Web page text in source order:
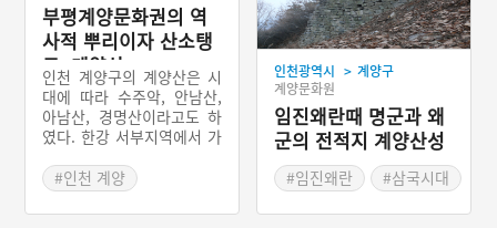
부평계양문화권의 역
사적 뿌리이자 산소탱
크, 계양산
인천 계양구의 계양산은 시
대에 따라 수주악, 안남산,
아남산, 경명산이라고도 하
였다. 한강 서부지역에서 가
계양산 자락의 마을에서 산
신제나 마을 제례를 하며 신
성시되었다.
#인천 계양
인천광역시 > 계양구
계양문화원
임진왜란때 명군과 왜
군의 전적지 계양산성
#임진왜란
#삼국시대